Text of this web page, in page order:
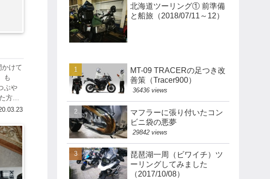
けて
も
ぶや
方
北海道ツーリング① 前準備
と船旅（2018/07/11～12）
MT-09 TRACERの足つき改
善策（Tracer900）
36436 views
マフラーに張り付いたコン
ビニ袋の悪夢
29842 views
琵琶湖一周（ビワイチ）ツ
ーリングしてみました
（2017/10/08）